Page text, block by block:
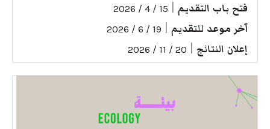
فتح باب التقديم 15 / 4 / 2026
آخر موعد للتقديم 19 / 6 / 2026
إعلان النتائج 20 / 11 / 2026